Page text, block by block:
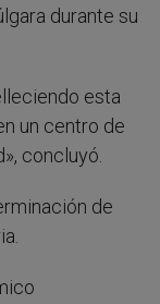
durante su
esta
un centro de
concluyó.
de